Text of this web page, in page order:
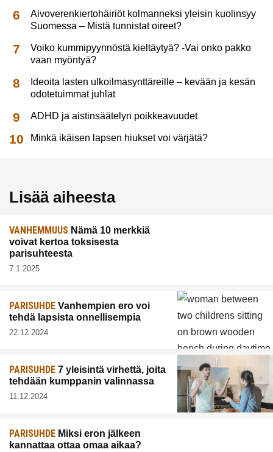
Aivoverenkiertohäiriöt kolmanneksi yleisin kuolinsyy
Suomessa – Mistä tunnistat oireet?
Voiko kummipyynnöstä kieltäytyä? -Vai onko pakko
vaan myöntyä?
Ideoita lasten ulkoilmasynttäreille – kevään ja kesän
odotetuimmat juhlat
ADHD ja aistinsäätelyn poikkeavuudet
Minkä ikäisen lapsen hiukset voi värjätä?
Lisää aiheesta
VANHEMMUUS Nämä 10 merkkiä
voivat kertoa toksisesta
parisuhteesta
7.1.2025
PARISUHDE Vanhempien ero voi
tehdä lapsista onnellisempia
22.12.2024
PARISUHDE 7 yleisintä virhettä, joita
tehdään kumppanin valinnassa
11.12.2024
PARISUHDE Miksi eron jälkeen
kannattaa ottaa omaa aikaa?